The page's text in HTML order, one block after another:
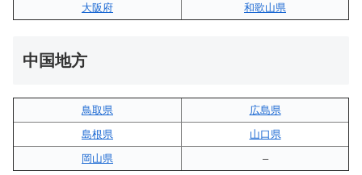
大阪府
和歌山県
中国地方
鳥取県
広島県
島根県
山口県
岡山県
–